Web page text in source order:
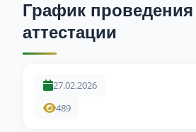
График проведения
аттестации
27.02.2026
489